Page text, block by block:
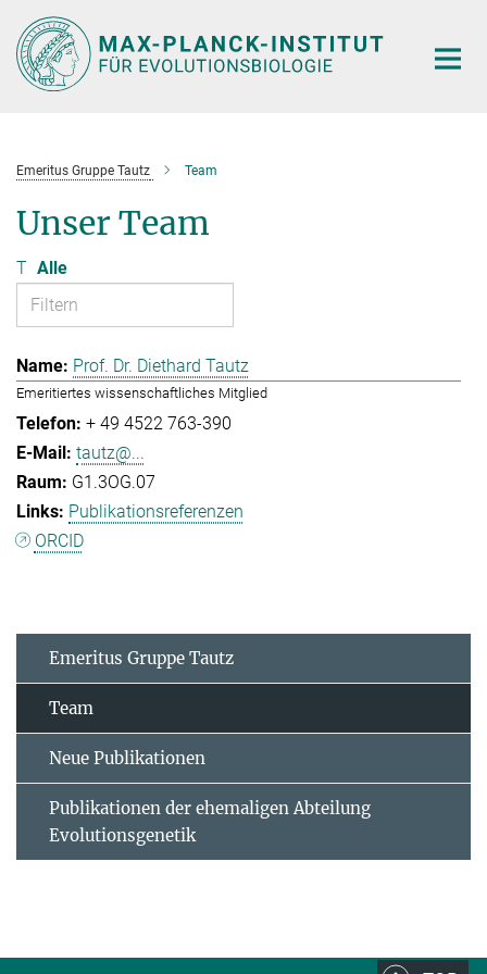
Hauptinhalt
Emeritus Gruppe Tautz Team
Unser Team
T Alle
Prof. Dr. Diethard Tautz
Emeritiertes wissenschaftliches Mitglied
+ 49 4522 763-390
tautz@...
G1.3OG.07
Publikationsreferenzen
ORCID
Emeritus Gruppe Tautz
Team
Neue Publikationen
Publikationen der ehemaligen Abteilung
Evolutionsgenetik